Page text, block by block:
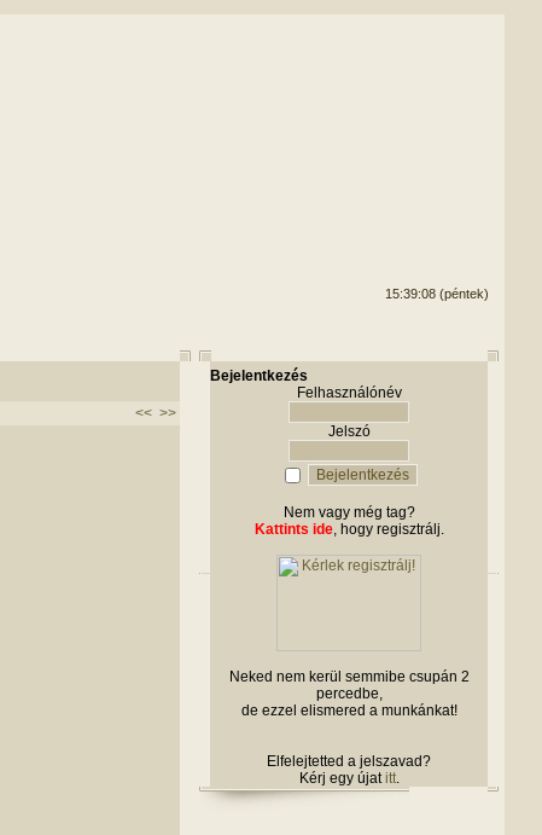
15:39:08 (péntek)
<< >>
Bejelentkezés
Felhasználónév
Jelszó
Nem vagy még tag?
Kattints ide, hogy regisztrálj.
Neked nem kerül semmibe csupán 2
percedbe,
de ezzel elismered a munkánkat!
Elfelejtetted a jelszavad?
Kérj egy újatitt.